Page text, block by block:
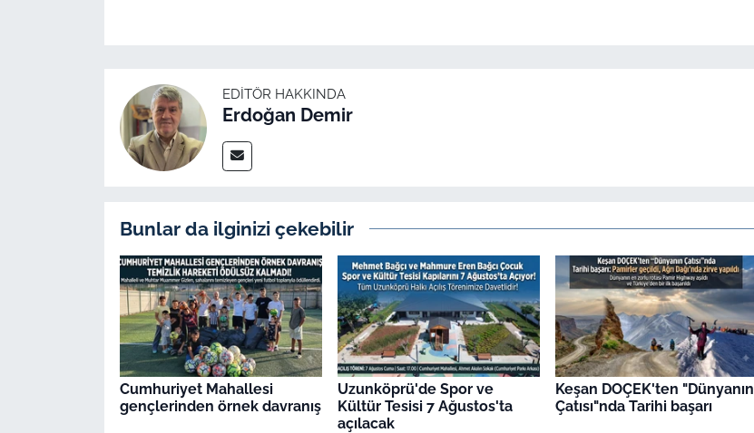
EDITÖR HAKKINDA
Erdoğan Demir
Bunlar da ilginizi çekebilir
Cumhuriyet Mahallesi
gençlerinden örnek davranış
Uzunköprü'de Spor ve
Kültür Tesisi 7 Ağustos'ta
açılacak
Keşan DOÇEK'ten "Dünyanın
Çatısı"nda Tarihi başarı